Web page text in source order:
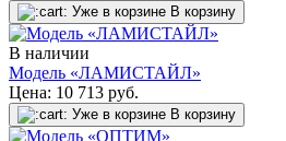
Уже в корзине В корзину
В наличии
Модель «ЛАМИСТАЙЛ»
Цена: 10 713 руб.
Уже в корзине В корзину